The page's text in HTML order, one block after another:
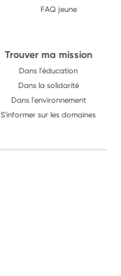
FAQ jeune
Trouver ma mission
Dans l'éducation
Dans la solidarité
Dans l'environnement
S'informer sur les domaines